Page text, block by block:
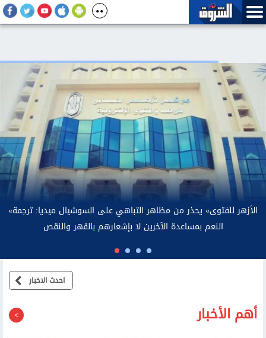
بعد تصريحات رئيس بلدية بولاية طرابزون لمحمد صلاح.. الأرصاد توضح